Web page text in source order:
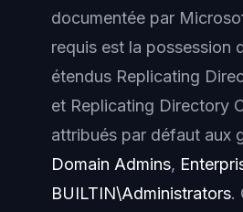
documentée par
requis est la possession
étendus Replicating
et Replicating Directory
attribués par défaut aux
Domain Admins,
BUILTIN\Administrators.